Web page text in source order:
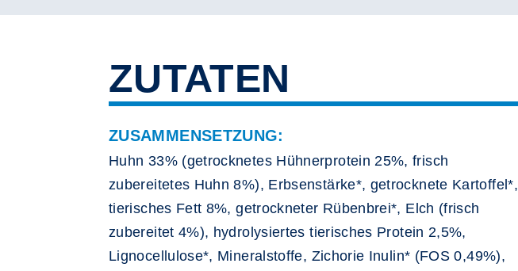
ZUTATEN
ZUSAMMENSETZUNG:
Huhn 33% (getrocknetes Hühnerprotein 25%, frisch
zubereitetes Huhn 8%), Erbsenstärke*, getrocknete Kartoffel*,
tierisches Fett 8%, getrockneter Rübenbrei*, Elch (frisch
zubereitet 4%), hydrolysiertes tierisches Protein 2,5%,
Lignocellulose*, Mineralstoffe, Zichorie Inulin* (FOS 0,49%),